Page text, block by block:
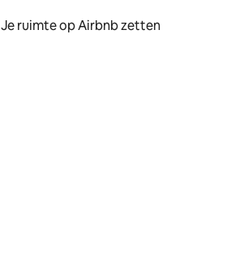
Je ruimte op Airbnb zetten